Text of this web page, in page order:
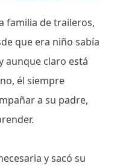
familia de traileros,
que era niño sabía
aunque claro está
él siempre
a su padre,
y sacó su